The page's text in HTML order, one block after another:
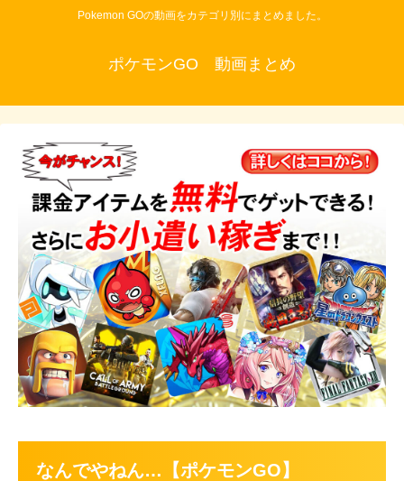
Pokemon GOの動画をカテゴリ別にまとめました。
ポケモンGO 動画まとめ
なんでやねん…【ポケモンGO】